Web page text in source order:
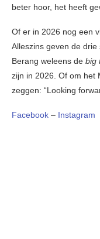
beter hoor, het heeft
Of er in 2026 nog een
Alleszins geven de
Berang weleens de big
zijn in 2026. Of om het
zeggen: “Looking
Facebook – Instagram